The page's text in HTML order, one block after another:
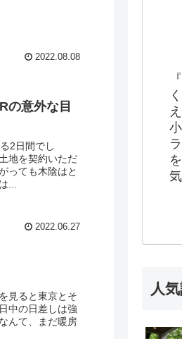
2022.08.08
の意外な目
2日間でし
地を契約いただ
っても木陰はと
...
2022.06.27
見ると東京とそ
中の日差しは強
んて、まだ暖房
人